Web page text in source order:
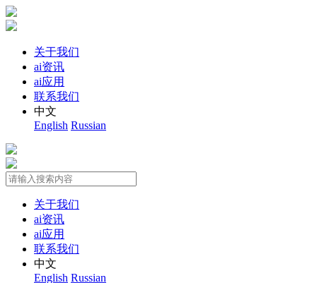
关于我们
ai资讯
ai应用
联系我们
中文
English Russian
关于我们
ai资讯
ai应用
联系我们
中文
English Russian